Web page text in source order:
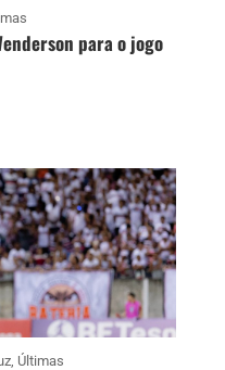
para o jogo
, Últimas